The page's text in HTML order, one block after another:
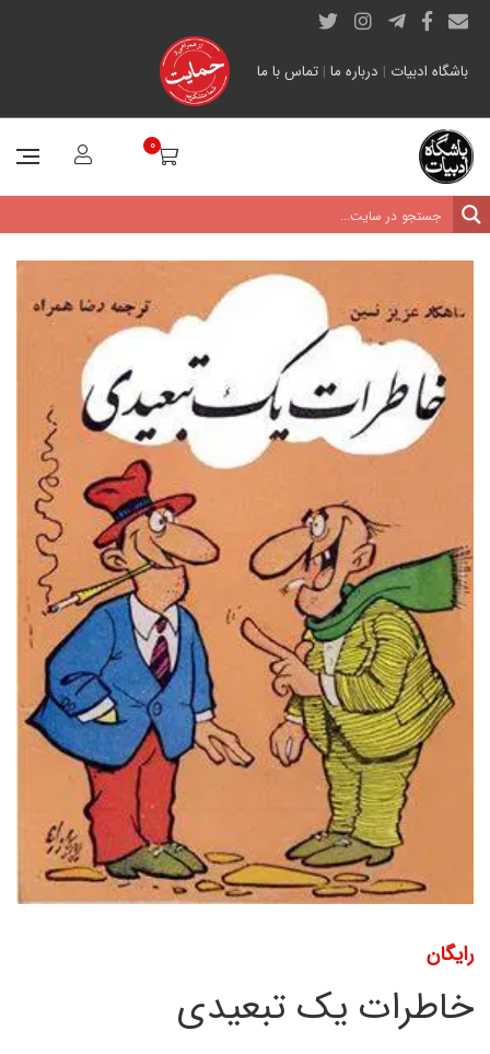
باشگاه ادبیات | درباره ما | تماس با ما
0
رایگان
خاطرات یک تبعیدی